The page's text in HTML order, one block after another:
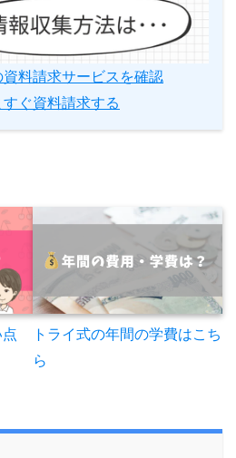
資料請求サービスを確認
すぐ資料請求する
トライ式の年間の学費はこち
ら